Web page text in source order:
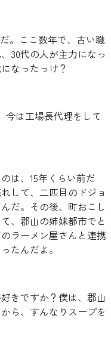
。ここ数年で、古い職
30代の人が主力になっ
なったっけ？
今は工場長代理をして
は、15年くらい前だ
して、二匹目のドジョ
だ。その後、町おこし
、郡山の姉妹都市でと
ラーメン屋さんと連携
たんだよ。
きですか？僕は、郡山
ら、すんなりスープを